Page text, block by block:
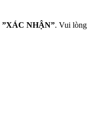
”XÁC NHẬN”. Vui lòng